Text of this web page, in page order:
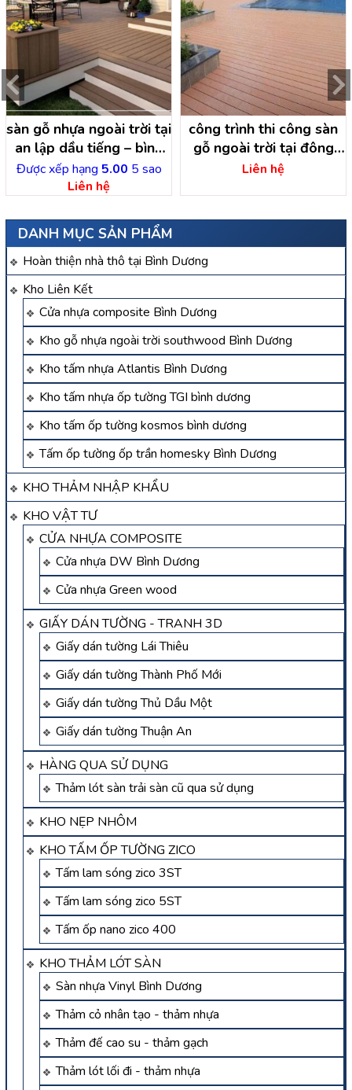
DANH MỤC SẢN PHẨM
Hoàn thiện nhà thô tại Bình Dương
Kho Liên Kết
Cửa nhựa composite Bình Dương
Kho gỗ nhựa ngoài trời southwood Bình Dương
Kho tấm nhựa Atlantis Bình Dương
Kho tấm nhựa ốp tường TGI bình dương
Kho tấm ốp tường kosmos bình dương
Tấm ốp tường ốp trần homesky Bình Dương
KHO THẢM NHẬP KHẨU
KHO VẬT TƯ
CỬA NHỰA COMPOSITE
Cửa nhựa DW Bình Dương
Cửa nhựa Green wood
GIẤY DÁN TƯỜNG - TRANH 3D
Giấy dán tường Lái Thiêu
Giấy dán tường Thành Phố Mới
Giấy dán tường Thủ Dầu Một
Giấy dán tường Thuận An
HÀNG QUA SỬ DỤNG
Thảm lót sàn trải sàn cũ qua sử dụng
KHO NẸP NHÔM
KHO TẤM ỐP TƯỜNG ZICO
Tấm lam sóng zico 3ST
Tấm lam sóng zico 5ST
Tấm ốp nano zico 400
KHO THẢM LÓT SÀN
Sàn nhựa Vinyl Bình Dương
Thảm cỏ nhân tạo - thảm nhựa
Thảm đế cao su - thảm gạch
Thảm lót lối đi - thảm nhựa
sàn gỗ nhựa ngoài trời tại
an lập dầu tiếng – bình
dương
Được xếp hạng 5.00 5 sao
Liên hệ
công trình thi công sàn
gỗ ngoài trời tại đông
thạnh hóc môn- hồ chí
Liên hệ